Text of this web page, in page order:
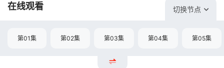
在线观看 切换节点
第01集 第02集 第03集 第04集 第05集